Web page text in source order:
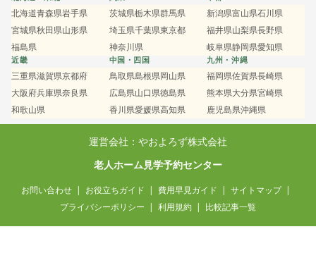
北海道青森県岩手県
宮城県秋田県山形県
福島県
茨城県栃木県群馬県
埼玉県千葉県東京都
神奈川県
新潟県富山県石川県
福井県山梨県長野県
岐阜県静岡県愛知県
近畿
三重県滋賀県京都府
大阪府兵庫県奈良県
和歌山県
中国・四国
鳥取県島根県岡山県
広島県山口県徳島県
香川県愛媛県高知県
九州・沖縄
福岡県佐賀県長崎県
熊本県大分県宮崎県
鹿児島県沖縄県
運営会社：やおよろず株式会社
老人ホーム見学予約センター
お問い合わせ お役立ちガイド 費用早見ガイド
サイトマップ
プライバシーポリシー
利用規約 比較記事一覧